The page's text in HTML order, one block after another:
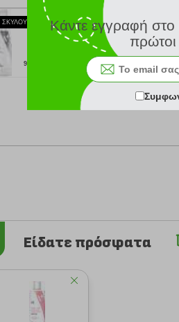
9.31 €
ΣΑΜΠΟΥΑΝ ΣΚΥΛΟΥ VET EXPERT TWISTED HAIR 250ML
Είδατε πρόσφατα
Κάντε εγγραφή στο